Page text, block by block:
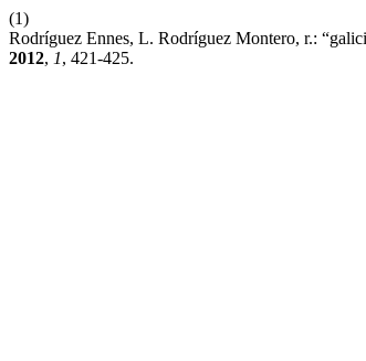
(1)
Rodríguez Ennes, L. Rodríguez Montero, r.:
2012, 1, 421-425.